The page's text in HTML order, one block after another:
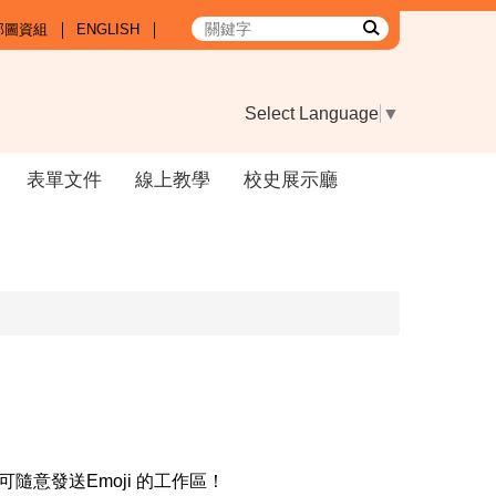
圖資組 ENGLISH
Select Language ▼
表單文件 線上教學 校史展示廳
隨意發送Emoji 的工作區！